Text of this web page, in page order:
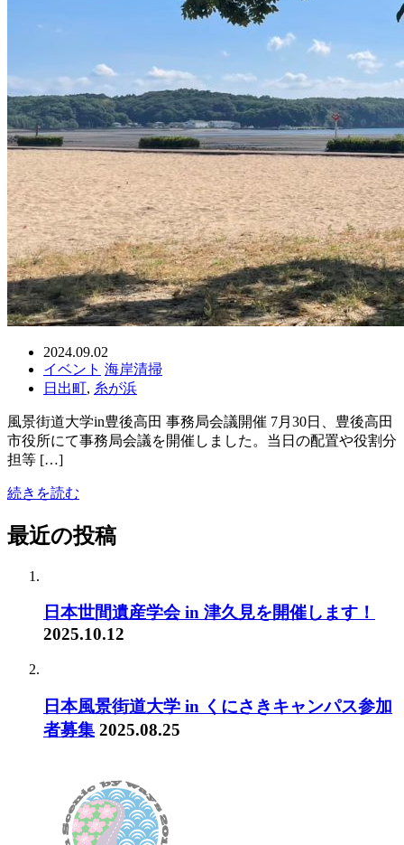
2024.09.02
イベント 海岸清掃
日出町, 糸が浜
風景街道大学in豊後高田 事務局会議開催 7月30日、豊後高田
市役所にて事務局会議を開催しました。当日の配置や役割分
担等 […]
続きを読む
最近の投稿
日本世間遺産学会 in 津久見を開催します！
2025.10.12
日本風景街道大学 in くにさきキャンパス参加
者募集 2025.08.25